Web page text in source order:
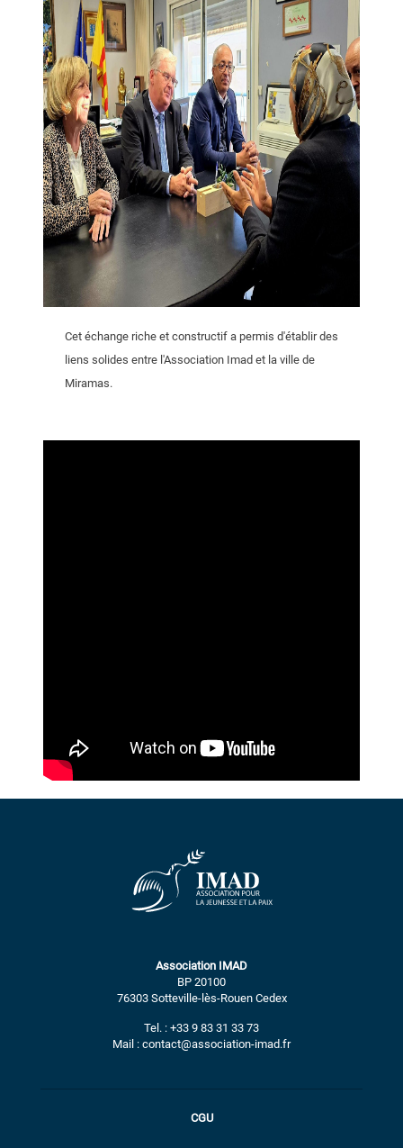
Cet échange riche et constructif a permis d'établir des
liens solides entre l'Association Imad et la ville de
Miramas.
Association IMAD
BP 20100
76303 Sotteville-lès-Rouen Cedex
Tel. : +33 9 83 31 33 73
Mail : contact@association-imad.fr
CGU